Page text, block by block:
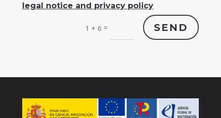
legal notice and privacy policy
1 + 6 = SEND